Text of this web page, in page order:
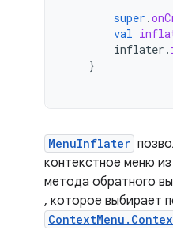
super .
val
inflater .
}
MenuInflater
контекстное меню
метода обратного
, которое выбирает